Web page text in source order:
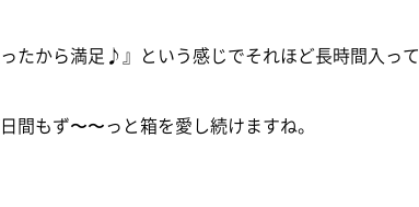
たから満足♪』という感じでそれほど長時間入っ
間もず〜〜っと箱を愛し続けますね。